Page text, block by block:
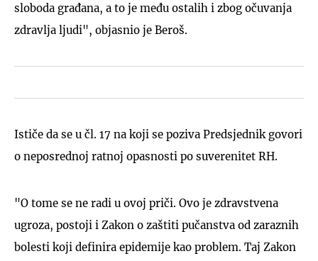
sloboda građana, a to je među ostalih i zbog očuvanja
zdravlja ljudi", objasnio je Beroš.
Ističe da se u čl. 17 na koji se poziva Predsjednik govori
o neposrednoj ratnoj opasnosti po suverenitet RH.
"O tome se ne radi u ovoj priči. Ovo je zdravstvena
ugroza, postoji i Zakon o zaštiti pučanstva od zaraznih
bolesti koji definira epidemije kao problem. Taj Zakon